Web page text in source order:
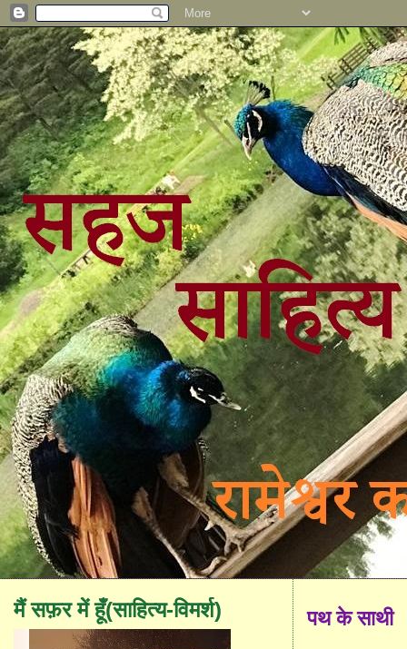
पथ के साथी
मैं सफ़र में हूँ(साहित्य-विमर्श)